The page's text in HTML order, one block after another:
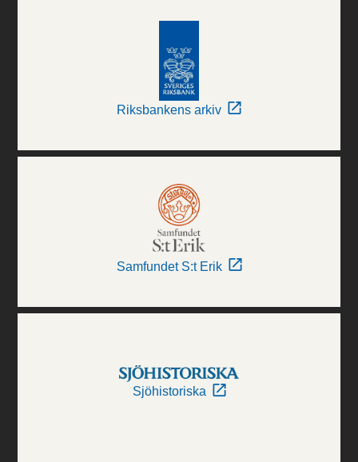
Riksbankens arkiv
Samfundet S:t Erik
Sjöhistoriska